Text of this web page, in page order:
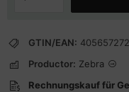
GTIN/EAN:
Productor: Zebra
Rechnungskauf für